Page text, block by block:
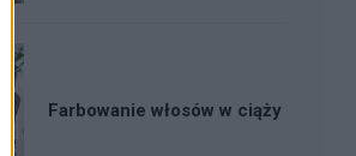
Farbowanie włosów w ciąży